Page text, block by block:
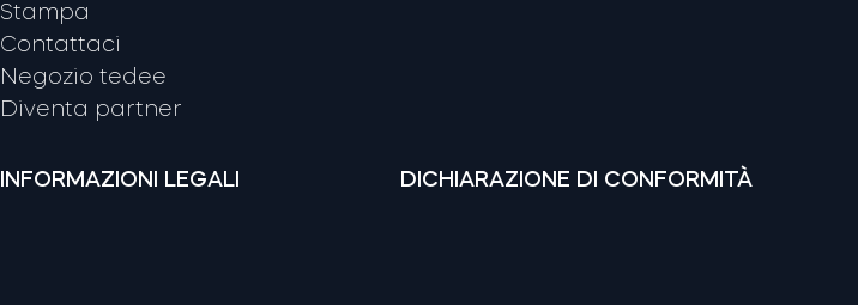
Stampa
Contattaci
Negozio tedee
Diventa partner
INFORMAZIONI LEGALI DICHIARAZIONE DI CONFORMITÀ